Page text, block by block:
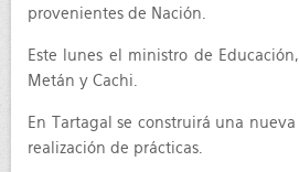
provenientes de Nación.
Este lunes el ministro de
Metán y Cachi.
En Tartagal se construirá una
realización de prácticas.